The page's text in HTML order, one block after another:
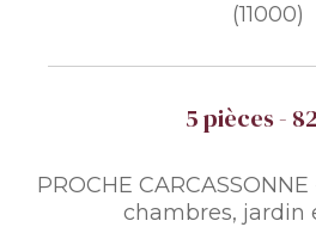
(11000)
5 pièces -
PROCHE
chambres, jardin